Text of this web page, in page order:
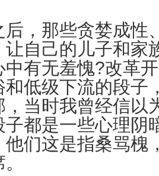
后，那些贪婪成性
让自己的儿子和家
中有无羞愧?改革
和低级下流的段子
，当时我曾经信以
子都是一些心理阴
他们这是指桑骂槐